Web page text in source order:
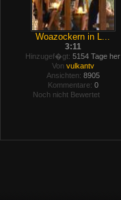
Woazockern in L...
3:11
Hinzugef�gt: 5154 Tage her
Von vulkantv
Ansichten: 8905
Kommentare: 0
Noch nicht Bewertet